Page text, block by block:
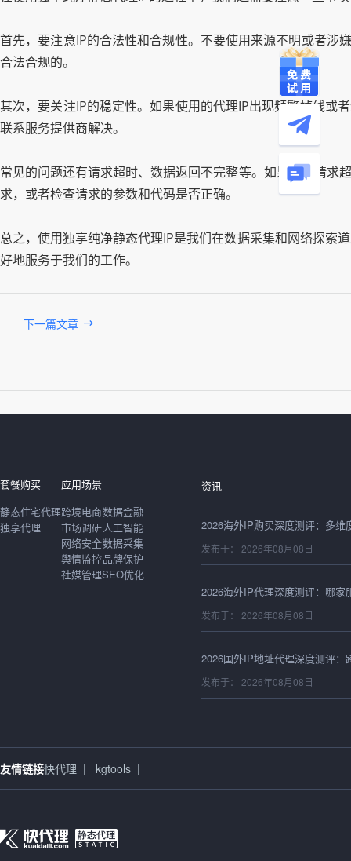
首先，要注意IP的合法性和合规性。不要使用来源不明或者涉
合法合规的。
其次，要关注IP的稳定性。如果使用的代理IP出现频繁掉线或
联系服务提供商解决。
常见的问题还有请求超时、数据返回不完整等。如果遇到请求
求，或者检查请求的参数和代码是否正确。
总之，使用独享纯净静态代理IP是我们在数据采集和网络探索
好地服务于我们的工作。
下一篇文章
套餐购买
静态住宅代理
独享代理
应用场景
跨境电商
市场调研
网络安全
舆情监控
社媒管理
数据金融
人工智能
数据采集
品牌保护
SEO优化
资讯
发布于： 2026年08月08日
发布于： 2026年08月08日
发布于： 2026年08月08日
发布于： 2026年08月08日
发布于： 2026年08月08日
友情链接快代理 | kgtools |